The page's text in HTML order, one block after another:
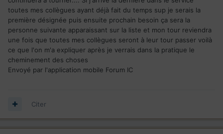
toutes mes collègues ayant déjà fait du temps sup je serais la
première désignée puis ensuite prochain besoin ça sera la
personne suivante apparaissant sur la liste et mon tour reviendra
une fois que toutes mes collègues seront à leur tour passer voilà
ce que l'on m'a expliquer après je verrais dans la pratique le
cheminement des choses
Envoyé par l'application mobile Forum IC
Citer